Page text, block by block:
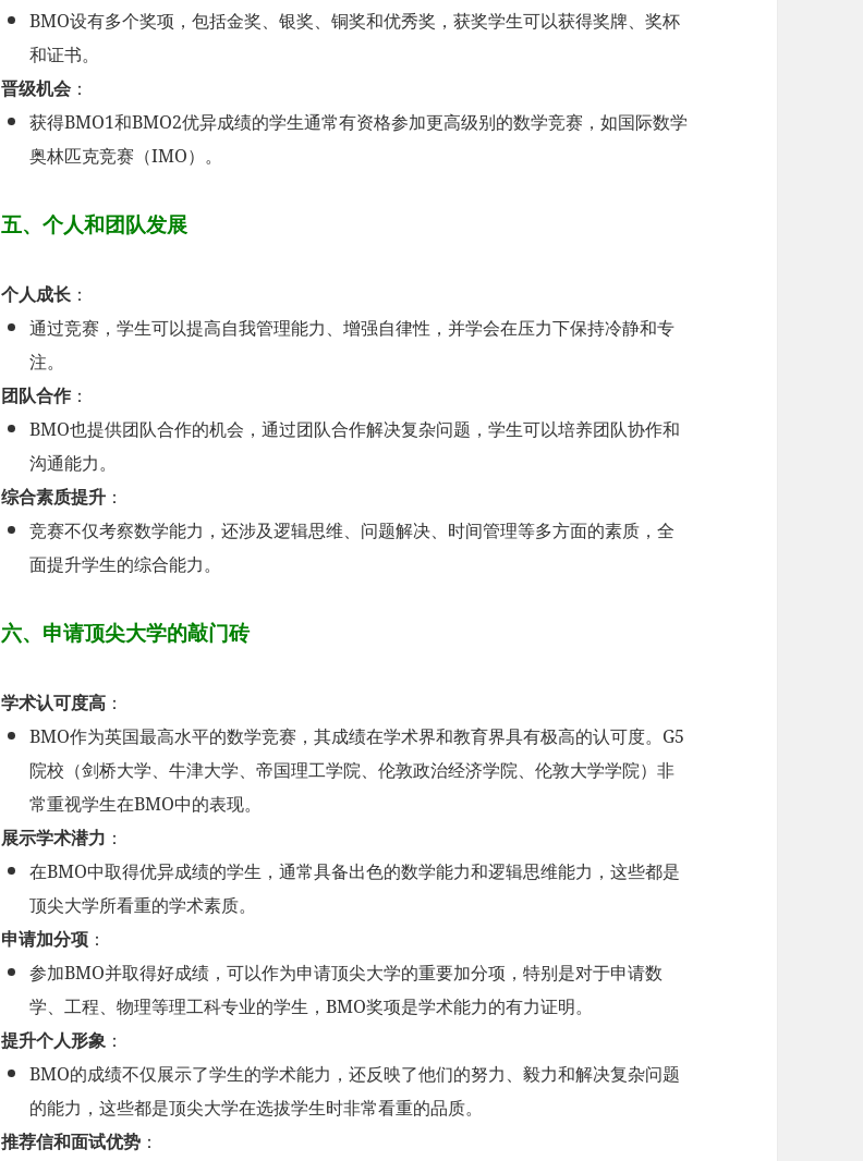
BMO设有多个奖项，包括金奖、银奖、铜奖和优秀奖，获奖学生可以获得奖牌、奖杯
和证书。
晋级机会 ：
获得BMO1和BMO2优异成绩的学生通常有资格参加更高级别的数学竞赛，如国际数学
奥林匹克竞赛（IMO）。
五、个人和团队发展
个人成长 ：
通过竞赛，学生可以提高自我管理能力、增强自律性，并学会在压力下保持冷静和专
注。
团队合作 ：
BMO也提供团队合作的机会，通过团队合作解决复杂问题，学生可以培养团队协作和
沟通能力。
综合素质提升 ：
竞赛不仅考察数学能力，还涉及逻辑思维、问题解决、时间管理等多方面的素质，全
面提升学生的综合能力。
六、申请顶尖大学的敲门砖
学术认可度高 ：
BMO作为英国最高水平的数学竞赛，其成绩在学术界和教育界具有极高的认可度。G5
院校（剑桥大学、牛津大学、帝国理工学院、伦敦政治经济学院、伦敦大学学院）非
常重视学生在BMO中的表现。
展示学术潜力 ：
在BMO中取得优异成绩的学生，通常具备出色的数学能力和逻辑思维能力，这些都是
顶尖大学所看重的学术素质。
申请加分项 ：
参加BMO并取得好成绩，可以作为申请顶尖大学的重要加分项，特别是对于申请数
学、工程、物理等理工科专业的学生，BMO奖项是学术能力的有力证明。
提升个人形象 ：
BMO的成绩不仅展示了学生的学术能力，还反映了他们的努力、毅力和解决复杂问题
的能力，这些都是顶尖大学在选拔学生时非常看重的品质。
推荐信和面试优势 ：